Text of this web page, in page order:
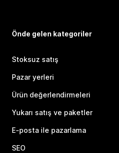
Önde gelen kategoriler
Stoksuz satış
Pazar yerleri
Ürün değerlendirmeleri
Yukarı satış ve paketler
E-posta ile pazarlama
SEO